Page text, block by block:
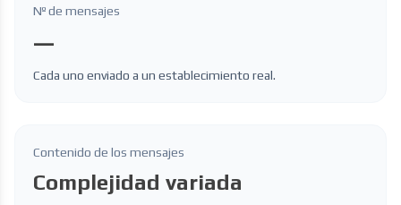
Nº de mensajes
—
Cada uno enviado a un establecimiento real.
Contenido de los mensajes
Complejidad variada